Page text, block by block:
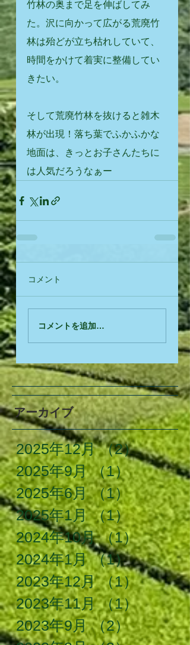
竹林の奥まで足を伸ばしてみ
た。沢に向かって広がる荒廃竹
林は殆どが立ち枯れしていて、
時間をかけて着実に整備してい
きたい。
そして荒廃竹林を抜けると雑木
林が出現！落ち葉でふかふかな
地面は、きっとお子さんたちに
は人気だろうなぁー
コメント
コメントを追加…
アーカイブ
2025年12月 （2）2件の記
2025年9月 （1）1件の記事
2025年6月 （1）1件の記事
2025年1月 （1）1件の記事
2024年10月 （1）1件の記
2024年1月 （1）1件の記事
2023年12月 （1）1件の記
2023年11月 （1）1件の記
2023年9月 （2）2件の記事